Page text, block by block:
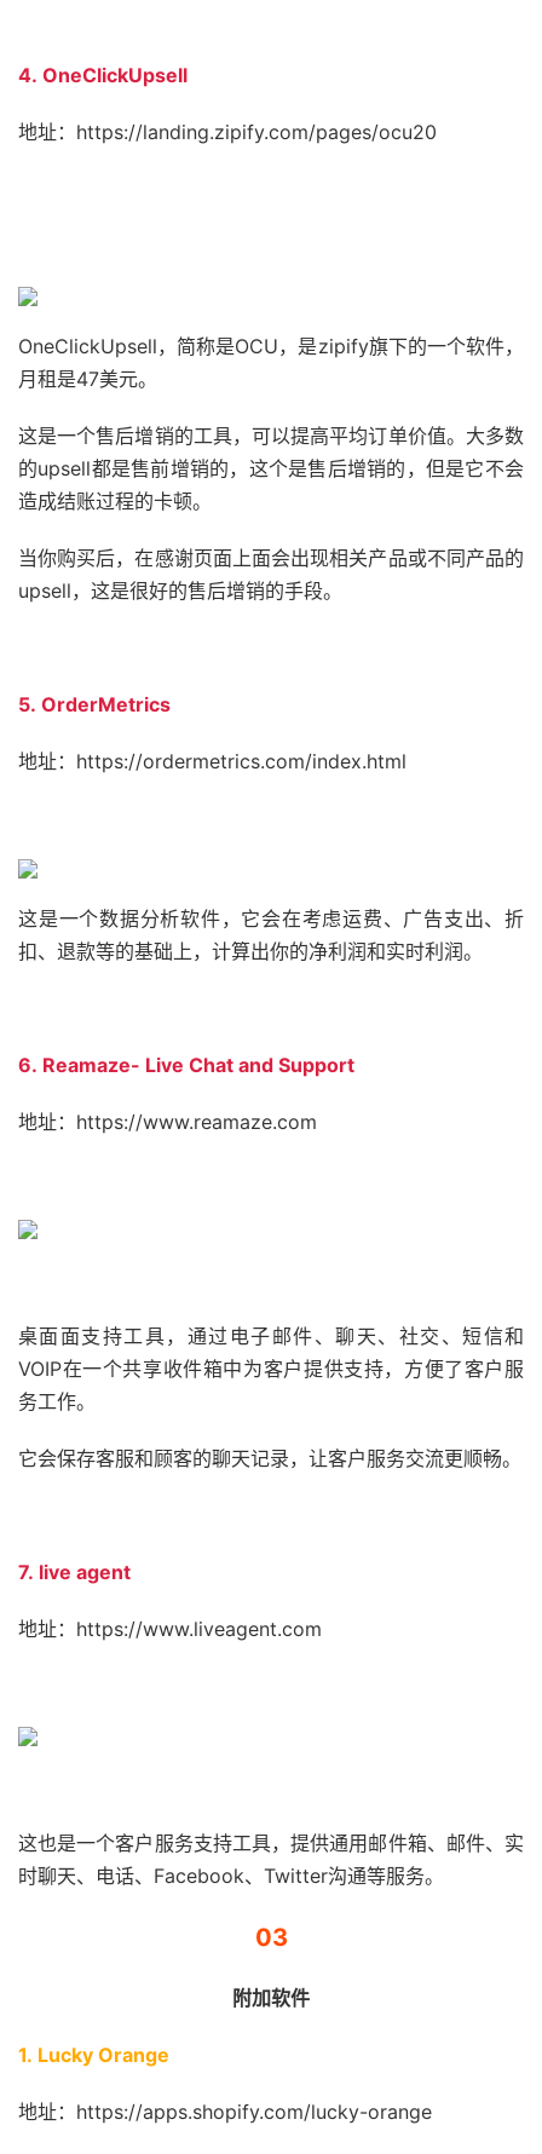
4. OneClickUpsell
地址：https://landing.zipify.com/pages/ocu20
OneClickUpsell，简称是OCU，是zipify旗下的一个软件，
月租是47美元。
这是一个售后增销的工具，可以提高平均订单价值。大多数
的upsell都是售前增销的，这个是售后增销的，但是它不会
造成结账过程的卡顿。
当你购买后，在感谢页面上面会出现相关产品或不同产品的
upsell，这是很好的售后增销的手段。
5. OrderMetrics
地址：https://ordermetrics.com/index.html
这是一个数据分析软件，它会在考虑运费、广告支出、折
扣、退款等的基础上，计算出你的净利润和实时利润。
6. Reamaze- Live Chat and Support
地址：https://www.reamaze.com
桌面面支持工具，通过电子邮件、聊天、社交、短信和
VOIP在一个共享收件箱中为客户提供支持，方便了客户服
务工作。
它会保存客服和顾客的聊天记录，让客户服务交流更顺畅。
7. live agent
地址：https://www.liveagent.com
这也是一个客户服务支持工具，提供通用邮件箱、邮件、实
时聊天、电话、Facebook、Twitter沟通等服务。
03
附加软件
1. Lucky Orange
地址：https://apps.shopify.com/lucky-orange